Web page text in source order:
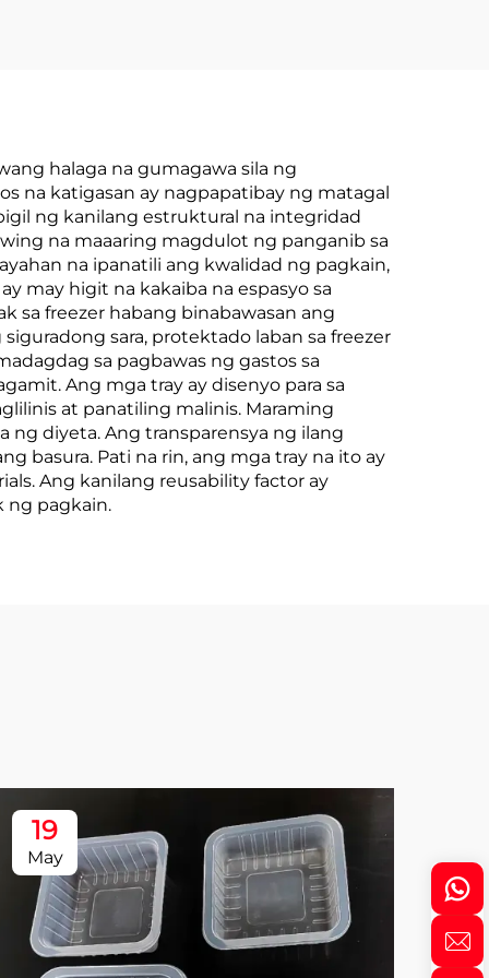
halaga na gumagawa sila ng
na katigasan ay nagpapatibay ng matagal
ng kanilang estruktural na integridad
na maaaring magdulot ng panganib sa
na ipanatili ang kwalidad ng pagkain,
may higit na kakaiba na espasyo sa
sa freezer habang binabawasan ang
sara, protektado laban sa freezer
sa pagbawas ng gastos sa
Ang mga tray ay disenyo para sa
at panatiling malinis. Maraming
diyeta. Ang transparensya ng ilang
basura. Pati na rin, ang mga tray na ito ay
Ang kanilang reusability factor ay
ng pagkain.
19
May